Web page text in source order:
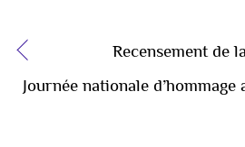
Recensement de
Journée nationale